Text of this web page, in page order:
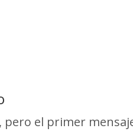
pero el primer